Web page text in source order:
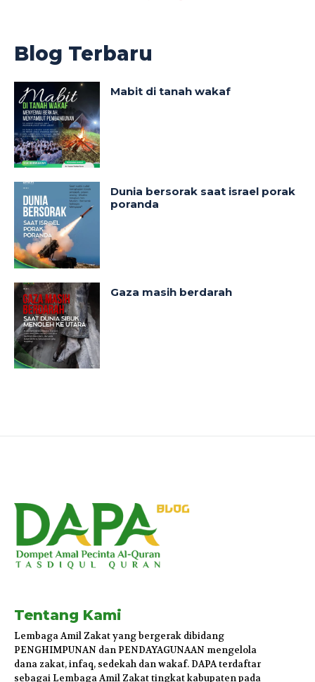
Blog Terbaru
Mabit di tanah wakaf
Dunia bersorak saat israel porak
poranda
Gaza masih berdarah
Tentang Kami
Lembaga Amil Zakat yang bergerak dibidang
PENGHIMPUNAN dan PENDAYAGUNAAN mengelola
dana zakat, infaq, sedekah dan wakaf. DAPA terdaftar
sebagai Lembaga Amil Zakat tingkat kabupaten pada